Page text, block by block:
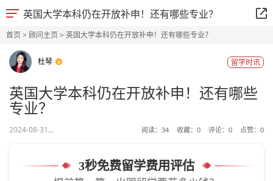
英国大学本科仍在开放补申！还有哪些专业？
首页> 顾问主页> 英国大学本科仍在开放补申！还有哪些专业？
杜琴 留学时讯
英国大学本科仍在开放补申！还有哪些
专业？
2024-08-31... 阅读： 34 收藏： 0 评论： 0 点赞： 0
3秒免费留学费用评估